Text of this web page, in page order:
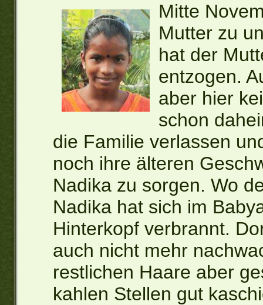
Mitte
Mutter zu
hat der
entzogen.
aber hier
schon
die Familie verlassen
noch ihre älteren
Nadika zu sorgen. Wo
Nadika hat sich im
Hinterkopf verbrannt.
auch nicht mehr
restlichen Haare aber
kahlen Stellen gut